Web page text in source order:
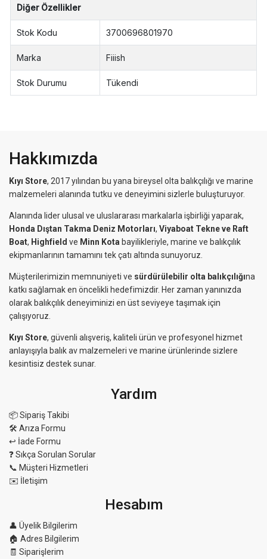
Diğer Özellikler
Stok Kodu 3700696801970
Marka Fiiish
Stok Durumu Tükendi
Hakkımızda
Kıyı Store, 2017 yılından bu yana bireysel olta balıkçılığı ve marine
malzemeleri alanında tutku ve deneyimini sizlerle buluşturuyor.
Alanında lider ulusal ve uluslararası markalarla işbirliği yaparak,
Honda Dıştan Takma Deniz Motorları, Viyaboat Tekne ve Raft
Boat, Highfield ve Minn Kota bayilikleriyle, marine ve balıkçılık
ekipmanlarının tamamını tek çatı altında sunuyoruz.
Müşterilerimizin memnuniyeti ve sürdürülebilir olta balıkçılığına
katkı sağlamak en öncelikli hedefimizdir. Her zaman yanınızda
olarak balıkçılık deneyiminizi en üst seviyeye taşımak için
çalışıyoruz.
Kıyı Store, güvenli alışveriş, kaliteli ürün ve profesyonel hizmet
anlayışıyla balık av malzemeleri ve marine ürünlerinde sizlere
kesintisiz destek sunar.
Yardım
📦 Sipariş Takibi
🛠 Arıza Formu
↩️ İade Formu
❓ Sıkça Sorulan Sorular
📞 Müşteri Hizmetleri
✉️ İletişim
Hesabım
👤 Üyelik Bilgilerim
🏠 Adres Bilgilerim
🧾 Siparişlerim